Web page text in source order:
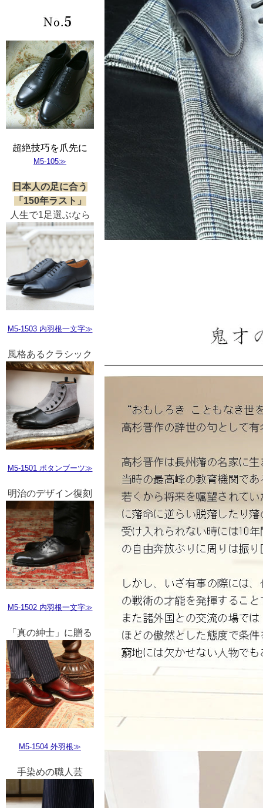
超絶技巧を爪先に
M5-105≫
日本人の足に合う
「150年ラスト」
人生で1足選ぶなら
M5-1503 内羽根一文字≫
風格あるクラシック
M5-1501 ボタンブーツ≫
明治のデザイン復刻
M5-1502 内羽根一文字≫
「真の紳士」に贈る
M5-1504 外羽根≫
手染めの職人芸